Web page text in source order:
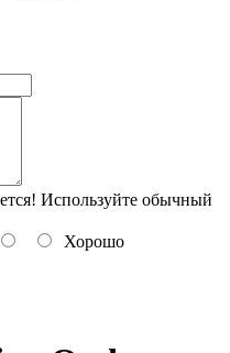
Используйте обычный
Хорошо